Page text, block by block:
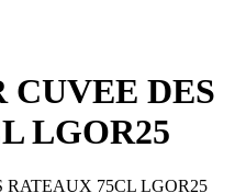
CUVEE DES
LGOR25